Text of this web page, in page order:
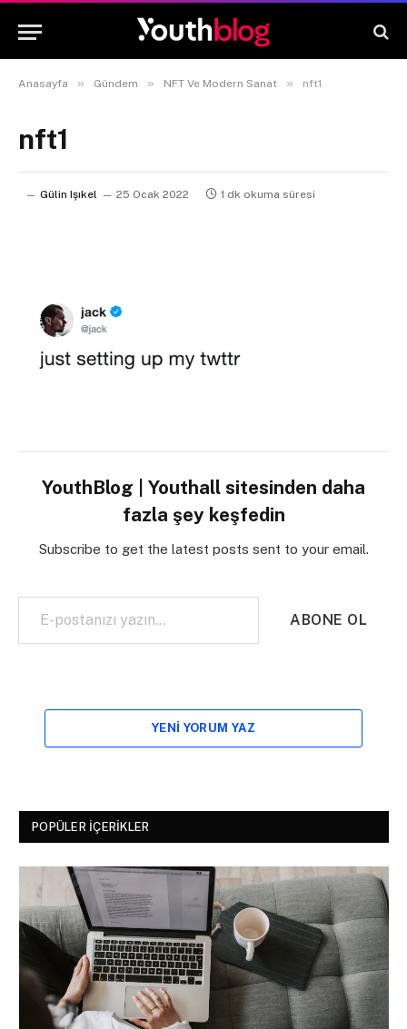
Anasayfa » Gündem » NFT Ve Modern Sanat » nft1
nft1
Gülin Işıkel 25 Ocak 2022 1 dk okuma süresi
YouthBlog | Youthall sitesinden daha
fazla şey keşfedin
Subscribe to get the latest posts sent to your email.
E-postanızı yazın…
ABONE OL
YENI YORUM YAZ
POPÜLER İÇERIKLER